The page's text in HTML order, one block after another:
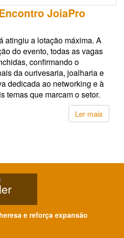
JoiaPro
atingiu a lotação máxima. A
do evento, todas as vagas
confirmando o
da ourivesaria, joalharia e
dedicada ao networking e à
temas que marcam o setor.
Ler mais
e reforça expansão